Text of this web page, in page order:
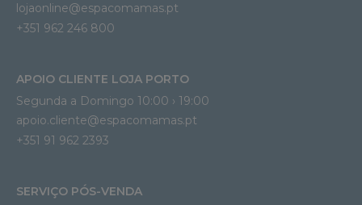
lojaonline@espacomamas.pt
+351 962 246 800
APOIO CLIENTE LOJA PORTO
Segunda a Domingo 10:00 › 19:00
apoio.cliente@espacomamas.pt
+351 91 962 2393
SERVIÇO PÓS-VENDA